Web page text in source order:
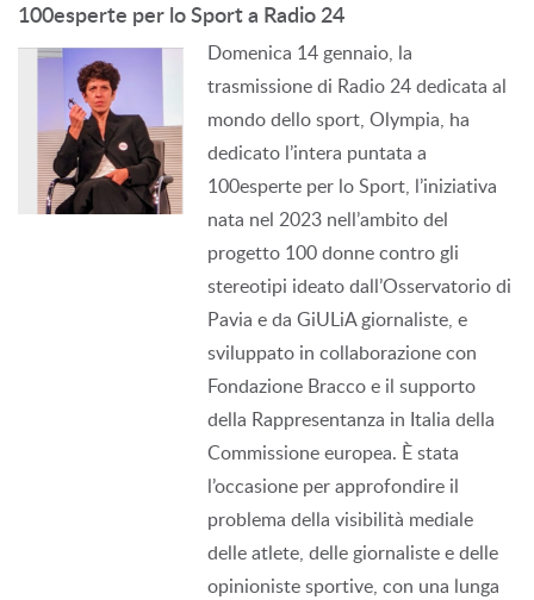
100esperte per lo Sport a Radio 24
Domenica 14 gennaio, la
trasmissione di Radio 24 dedicata al
mondo dello sport, Olympia, ha
dedicato l’intera puntata a
100esperte per lo Sport, l’iniziativa
nata nel 2023 nell’ambito del
progetto 100 donne contro gli
stereotipi ideato dall’Osservatorio di
Pavia e da GiULiA giornaliste, e
sviluppato in collaborazione con
Fondazione Bracco e il supporto
della Rappresentanza in Italia della
Commissione europea. È stata
l’occasione per approfondire il
problema della visibilità mediale
delle atlete, delle giornaliste e delle
opinioniste sportive, con una lunga